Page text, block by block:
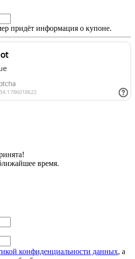
придёт информация о купоне.
время.
конфиденциальности данных, а